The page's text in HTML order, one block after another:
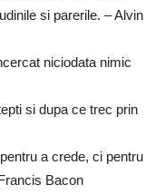
si parerile. – Alvin
niciodata nimic
si dupa ce trec prin
a crede, ci pentru
Bacon